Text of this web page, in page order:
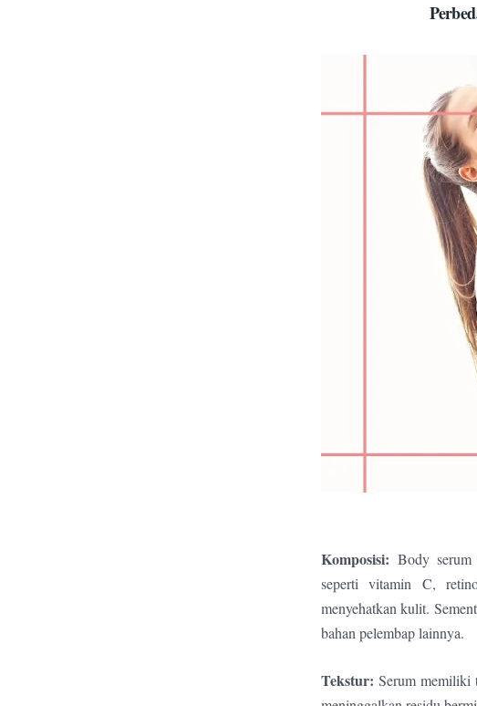
Komposisi: Body serum
seperti vitamin C,
menyehatkan kulit.
bahan pelembap lainnya.
Tekstur: Serum memiliki